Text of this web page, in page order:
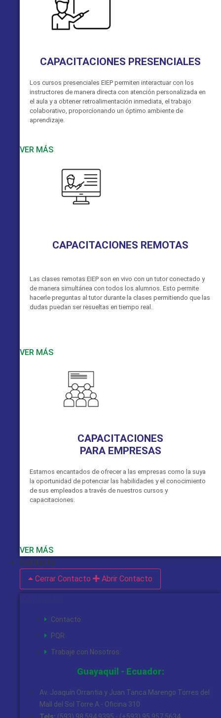
CAPACITACIONES PRESENCIALES
Los cursos presenciales EIEP permiten interactuar con los
instructores de manera directa con atención personalizada en
el aula y a obtener retroalimentación inmediata, el trabajo
colaborativo, proporcionando un óptimo ambiente de
aprendizaje.
VER MÁS
CAPACITACIONES REMOTAS
Las clases remotas EIEP son en vivo con un tutor conectado y
de manera simultánea con todos los alumnos. Esto permite
hacerle preguntas al tutor durante la clases permitiendo que las
dudas puedan ser resueltas en tiempo real.
VER MÁS
CAPACITACIONES
PARA EMPRESAS
Estamos encantados de ofrecer a las empresas como la suya
la oportunidad de potenciar las habilidades y el conocimiento
de sus empleados a través de nuestros cursos y
capacitaciones.
VER MÁS
Contacto
Cerrar Contacto
Abrir Contacto
Contacto
PQR
Trabaje con Nosotros
Guayaquil - Ecuador:
Av. Joaquín Orrantia y Juan Tanca Marengo Torres del
Mall del Sol Torre A - Oficina 310